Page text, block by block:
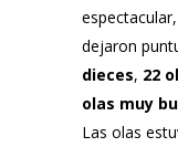
dejaron
dieces, 22
olas muy
Las olas